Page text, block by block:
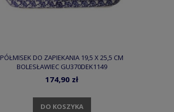
PÓŁMISEK DO ZAPIEKANIA 19,5 X 25,5 CM
BOLESŁAWIEC GU370DEK1149
174,90 zł
DO KOSZYKA